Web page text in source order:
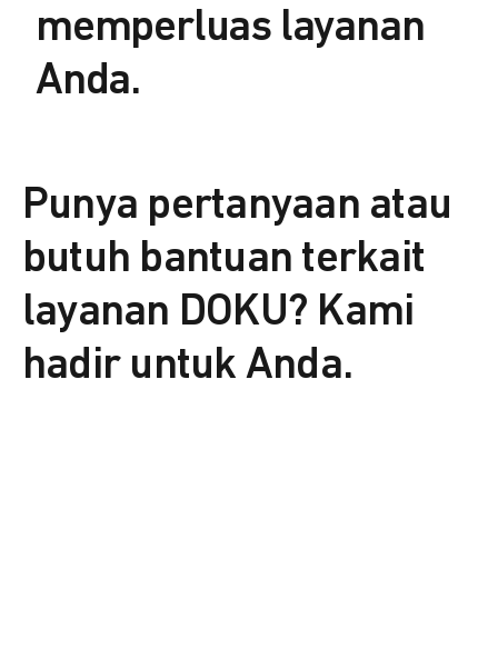
memperluas layanan
Anda.
Punya pertanyaan atau
butuh bantuan terkait
layanan DOKU? Kami
hadir untuk Anda.